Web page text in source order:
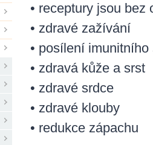
• receptury jsou bez
• zdravé zažívání
• posílení imunitního
• zdravá kůže a srst
• zdravé srdce
• zdravé klouby
• redukce zápachu